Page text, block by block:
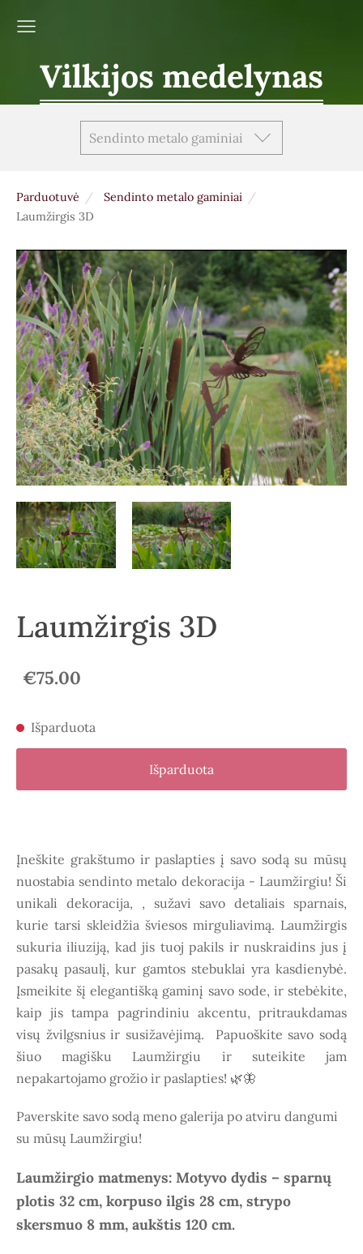
Vilkijos medelynas
Sendinto metalo gaminiai
Parduotuvė
Sendinto metalo gaminiai
Laumžirgis 3D
Laumžirgis 3D
€75.00
Išparduota
Išparduota
Įneškite grakštumo ir paslapties į savo sodą su mūsų
nuostabia sendinto metalo dekoracija - Laumžirgiu! Ši
unikali dekoracija, , sužavi savo detaliais sparnais,
kurie tarsi skleidžia šviesos mirguliavimą. Laumžirgis
sukuria iliuziją, kad jis tuoj pakils ir nuskraidins jus į
pasakų pasaulį, kur gamtos stebuklai yra kasdienybė.
Įsmeikite šį elegantišką gaminį savo sode, ir stebėkite,
kaip jis tampa pagrindiniu akcentu, pritraukdamas
visų žvilgsnius ir susižavėjimą. Papuoškite savo sodą
šiuo magišku Laumžirgiu ir suteikite jam
nepakartojamo grožio ir paslapties! 🌿🦋
Paverskite savo sodą meno galerija po atviru dangumi
su mūsų Laumžirgiu!
Laumžirgio matmenys: Motyvo dydis – sparnų
plotis 32 cm, korpuso ilgis 28 cm, strypo
skersmuo 8 mm, aukštis 120 cm.